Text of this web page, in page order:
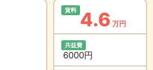
賃料 4.6 万円
共益費
6000円